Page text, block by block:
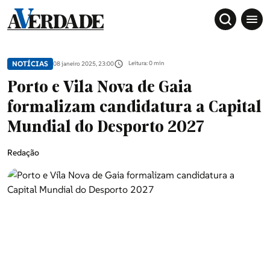
Sociedade
NOTÍCIAS 08 janeiro 2025, 23:00 Leitura: 0 min
Porto e Vila Nova de Gaia
formalizam candidatura a Capital
Mundial do Desporto 2027
Redação